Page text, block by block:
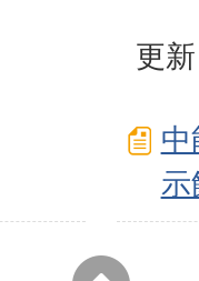
更
示